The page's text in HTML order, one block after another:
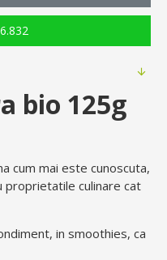
bio 125g
cum mai este cunoscuta,
culinare cat
in smoothies, ca